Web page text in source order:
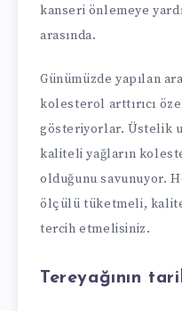
kanseri önlemeye
arasında.
Günümüzde yapılan
kolesterol arttırıcı
gösteriyorlar. Üstelik
kaliteli yağların
olduğunu savunuyor.
ölçülü tüketmeli,
tercih etmelisiniz.
Tereyağının